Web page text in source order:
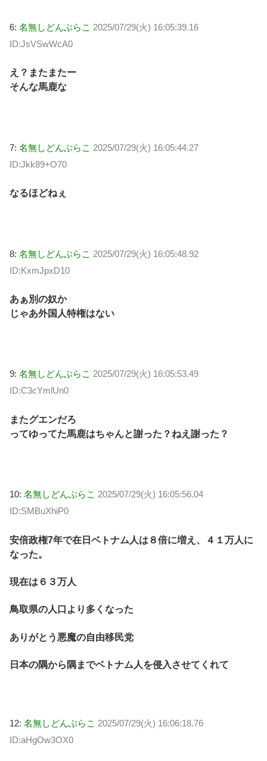
6: 名無しどんぶらこ 2025/07/29(火) 16:05:39.16
ID:JsVSwWcA0
え？またまたー
そんな馬鹿な
7: 名無しどんぶらこ 2025/07/29(火) 16:05:44.27
ID:Jkk89+O70
なるほどねぇ
8: 名無しどんぶらこ 2025/07/29(火) 16:05:48.92
ID:KxmJpxD10
あぁ別の奴か
じゃあ外国人特権はない
9: 名無しどんぶらこ 2025/07/29(火) 16:05:53.49
ID:C3cYmlUn0
またグエンだろ
ってゆってた馬鹿はちゃんと謝った？ねえ謝った？
10: 名無しどんぶらこ 2025/07/29(火) 16:05:56.04
ID:SMBuXhiP0
安倍政権7年で在日ベトナム人は８倍に増え、４１万人に
なった。
現在は６３万人
鳥取県の人口より多くなった
ありがとう悪魔の自由移民党
日本の隅から隅までベトナム人を侵入させてくれて
12: 名無しどんぶらこ 2025/07/29(火) 16:06:18.76
ID:aHgOw3OX0